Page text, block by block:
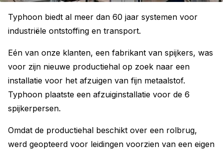
Typhoon biedt al meer dan 60 jaar systemen voor
industriële ontstoffing en transport.
Eén van onze klanten, een fabrikant van spijkers, was
voor zijn nieuwe productiehal op zoek naar een
installatie voor het afzuigen van fijn metaalstof.
Typhoon plaatste een afzuiginstallatie voor de 6
spijkerpersen.
Omdat de productiehal beschikt over een rolbrug,
werd geopteerd voor leidingen voorzien van een eigen